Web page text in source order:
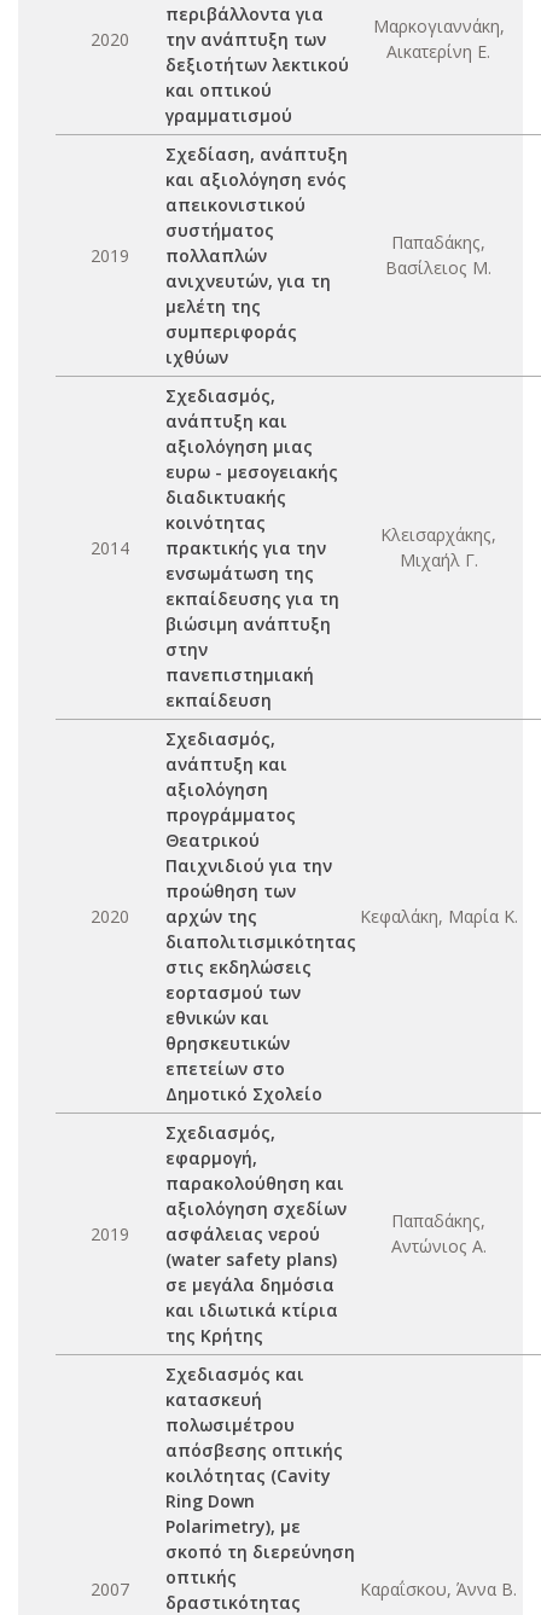
2020
περιβάλλοντα για
την ανάπτυξη των
δεξιοτήτων λεκτικού
και οπτικού
γραμματισμού
Μαρκογιαννάκη,
Αικατερίνη Ε.
2019
Σχεδίαση, ανάπτυξη
και αξιολόγηση ενός
απεικονιστικού
συστήματος
πολλαπλών
ανιχνευτών, για τη
μελέτη της
συμπεριφοράς
ιχθύων
Παπαδάκης,
Βασίλειος Μ.
2014
Σχεδιασμός,
ανάπτυξη και
αξιολόγηση μιας
ευρω - μεσογειακής
διαδικτυακής
κοινότητας
πρακτικής για την
ενσωμάτωση της
εκπαίδευσης για τη
βιώσιμη ανάπτυξη
στην
πανεπιστημιακή
εκπαίδευση
Κλεισαρχάκης,
Μιχαήλ Γ.
2020
Σχεδιασμός,
ανάπτυξη και
αξιολόγηση
προγράμματος
Θεατρικού
Παιχνιδιού για την
προώθηση των
αρχών της
διαπολιτισμικότητας
στις εκδηλώσεις
εορτασμού των
εθνικών και
θρησκευτικών
επετείων στο
Δημοτικό Σχολείο
Κεφαλάκη, Μαρία Κ.
2019
Σχεδιασμός,
εφαρμογή,
παρακολούθηση και
αξιολόγηση σχεδίων
ασφάλειας νερού
(water safety plans)
σε μεγάλα δημόσια
και ιδιωτικά κτίρια
της Κρήτης
Παπαδάκης,
Αντώνιος Α.
2007
Σχεδιασμός και
κατασκευή
πολωσιμέτρου
απόσβεσης οπτικής
κοιλότητας (Cavity
Ring Down
Polarimetry), με
σκοπό τη διερεύνηση
οπτικής
δραστικότητας
Καραΐσκου, Άννα Β.